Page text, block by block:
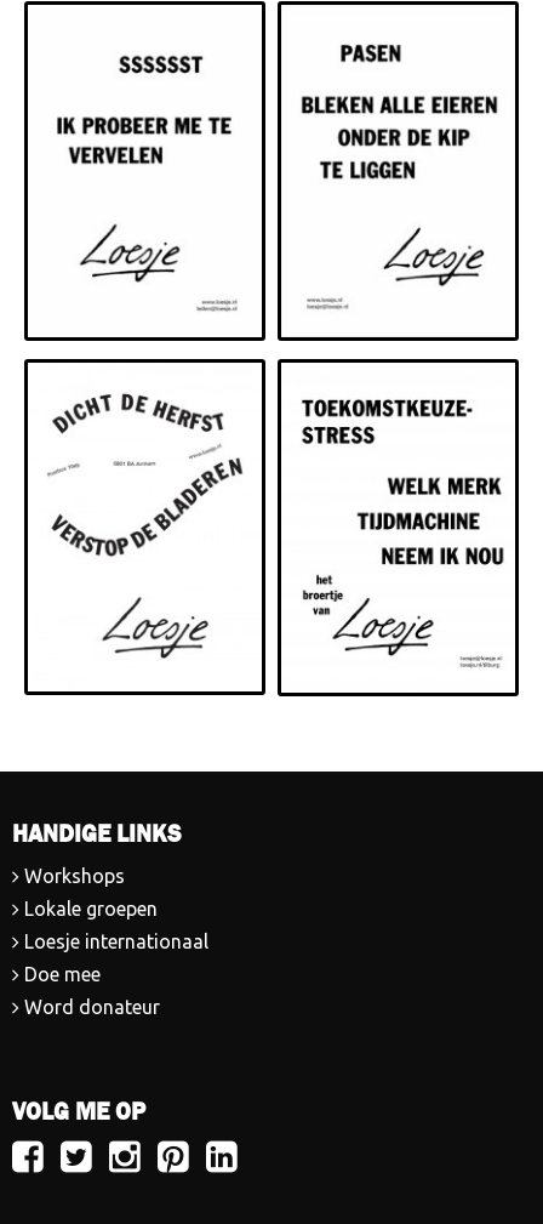
HANDIGE LINKS
Workshops
Lokale groepen
Loesje internationaal
Doe mee
Word donateur
VOLG ME OP
VolgVolgVolgVolgVolg